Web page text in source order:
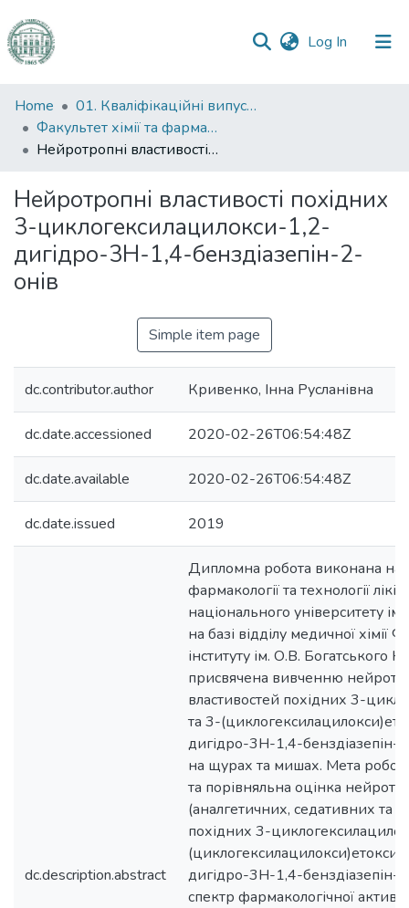
Log In (current)
Communities
&
Collections
Statistics
Home
01. Кваліфікаційні випускні роботи здобувачів вищої освіти
Факультет хімії та фармації
Нейротропні властивості похідних 3-циклогексилацилокси-1,2-дигідро-3Н-1,4-бенздіазепін-2-онів
Нейротропні властивості похідних
3-циклогексилацилокси-1,2-
дигідро-3Н-1,4-бенздіазепін-2-
онів
Simple item page
dc.contributor.author Кривенко, Інна Русланівна
dc.date.accessioned 2020-02-26T06:54:48Z
dc.date.available 2020-02-26T06:54:48Z
dc.date.issued 2019
dc.description.abstract
Дипломна робота виконана на
фармакології та технології
національного університету
на базі відділу медичної хімії
інституту ім. О.В. Богатського
присвячена вивченню
властивостей похідних 3-
та 3-
дигідро-3Н-1,4-бенздіазепін-
на щурах та мишах. Мета
та порівняльна оцінка
(аналгетичних, седативних та
похідних 3-
дигідро-3Н-1,4-бенздіазепін-
спектр фармакологічної